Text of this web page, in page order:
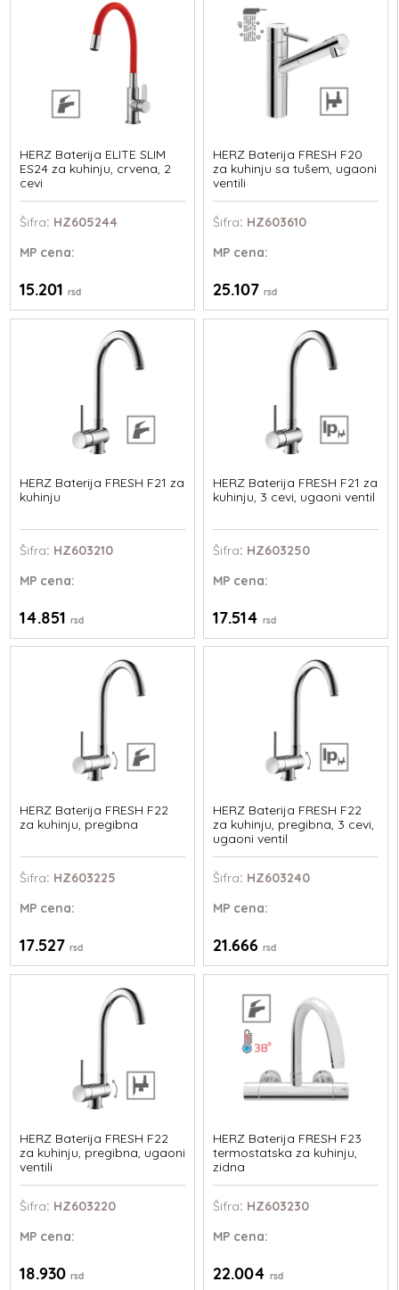
HERZ Baterija ELITE SLIM
ES24 za kuhinju, crvena, 2
cevi
Šifra: HZ605244
MP cena:
15.201rsd
HERZ Baterija FRESH F20
za kuhinju sa tušem, ugaoni
ventili
Šifra: HZ603610
MPcena:
25.107 rsd
HERZ Baterija FRESH F21 za
kuhinju
Šifra: HZ603210
MP cena:
14.851rsd
HERZ Baterija FRESH F21 za
kuhinju, 3 cevi, ugaoni ventil
Šifra: HZ603250
MPcena:
17.514 rsd
HERZ Baterija FRESH F22
za kuhinju, pregibna
Šifra: HZ603225
MP cena:
17.527rsd
HERZ Baterija FRESH F22
za kuhinju, pregibna, 3 cevi,
ugaoni ventil
Šifra: HZ603240
MPcena:
21.666 rsd
HERZ Baterija FRESH F22
za kuhinju, pregibna, ugaoni
ventili
Šifra: HZ603220
MP cena:
18.930rsd
HERZ Baterija FRESH F23
termostatska za kuhinju,
zidna
Šifra: HZ603230
MPcena:
22.004 rsd